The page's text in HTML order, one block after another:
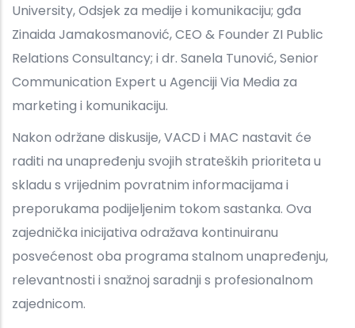
University, Odsjek za medije i komunikaciju; gđa
Zinaida Jamakosmanović, CEO & Founder ZI Public
Relations Consultancy; i dr. Sanela Tunović, Senior
Communication Expert u Agenciji Via Media za
marketing i komunikaciju.
Nakon održane diskusije, VACD i MAC nastavit će
raditi na unapređenju svojih strateških prioriteta u
skladu s vrijednim povratnim informacijama i
preporukama podijeljenim tokom sastanka. Ova
zajednička inicijativa odražava kontinuiranu
posvećenost oba programa stalnom unapređenju,
relevantnosti i snažnoj saradnji s profesionalnom
zajednicom.